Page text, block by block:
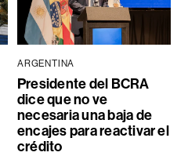
ARGENTINA
Presidente del BCRA
dice que no ve
necesaria una baja de
encajes para reactivar el
crédito